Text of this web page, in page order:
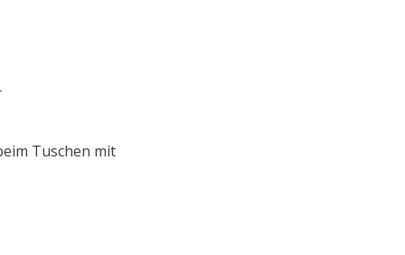
Tuschen mit